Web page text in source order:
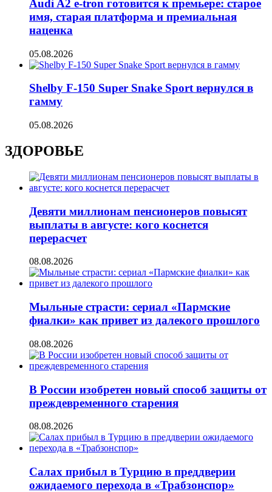
Audi A2 e-tron готовится к премьере: старое
имя, старая платформа и премиальная
наценка
05.08.2026
Shelby F-150 Super Snake Sport вернулся в
гамму
05.08.2026
ЗДОРОВЬЕ
Девяти миллионам пенсионеров повысят
выплаты в августе: кого коснется
перерасчет
08.08.2026
Мыльные страсти: сериал «Пармские
фиалки» как привет из далекого прошлого
08.08.2026
В России изобретен новый способ защиты от
преждевременного старения
08.08.2026
Салах прибыл в Турцию в преддверии
ожидаемого перехода в «Трабзонспор»